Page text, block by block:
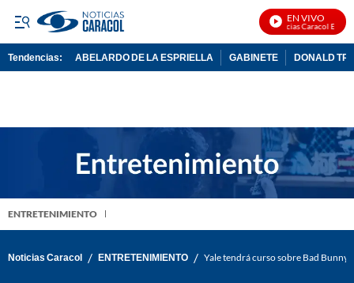
EN VIVO
Noticias Caracol En Vivo
Tendencias: ABELARDO DE LA ESPRIELLA GABINETE DONALD
ENTRETENIMIENTO
Noticias Caracol / ENTRETENIMIENTO / Yale tendrá curso sobre Bad